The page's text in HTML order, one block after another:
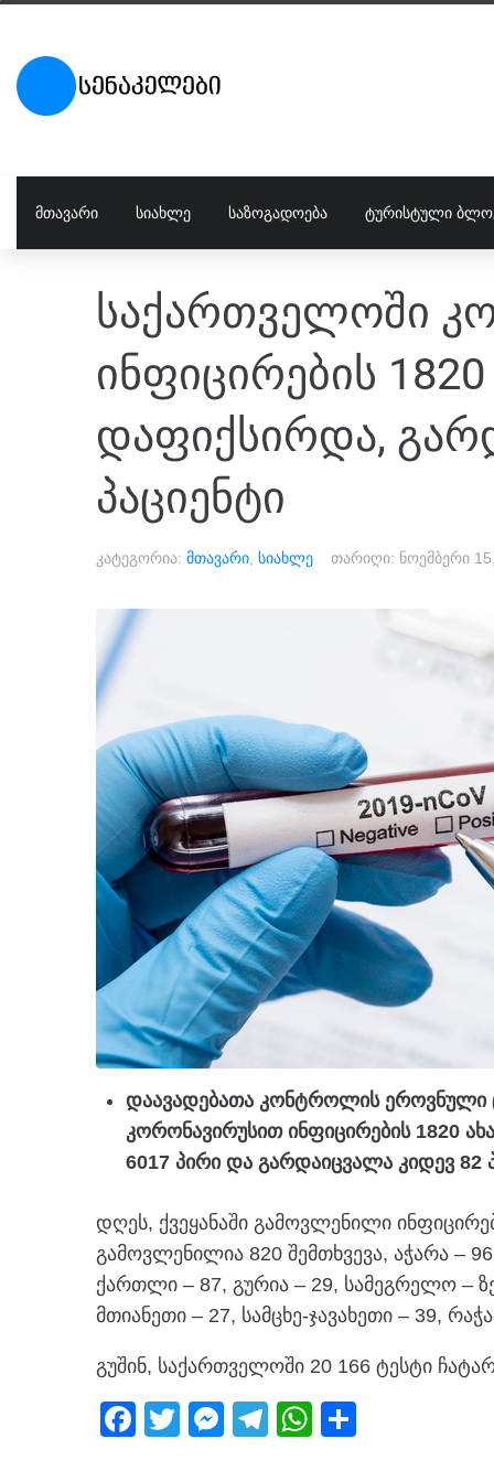
ᲛᲗᲐᲕᲐᲠᲘ ᲡᲘᲐᲮᲚᲔ ᲡᲐᲖᲝᲒᲐᲓᲝᲔᲑᲐ ᲢᲣᲠᲘᲡᲢᲣᲚᲘ
საქართველოში
ინფიცირების
დაფიქსირდა,
პაციენტი
კატეგორია: მთავარი სიახლე თარიღი: ნოემბერი
დაავადებათა კონტროლის ეროვნული
კორონავირუსით ინფიცირების 1820
6017 პირი და გარდაიცვალა კიდევ 82
დღეს, ქვეყანაში გამოვლენილი
გამოვლენილია 820 შემთხვევა, აჭარა –
ქართლი – 87, გურია – 29, სამეგრელო –
მთიანეთი – 27, სამცხე-ჯავახეთი – 39,
გუშინ, საქართველოში 20 166 ტესტი
F
T
M
T
W